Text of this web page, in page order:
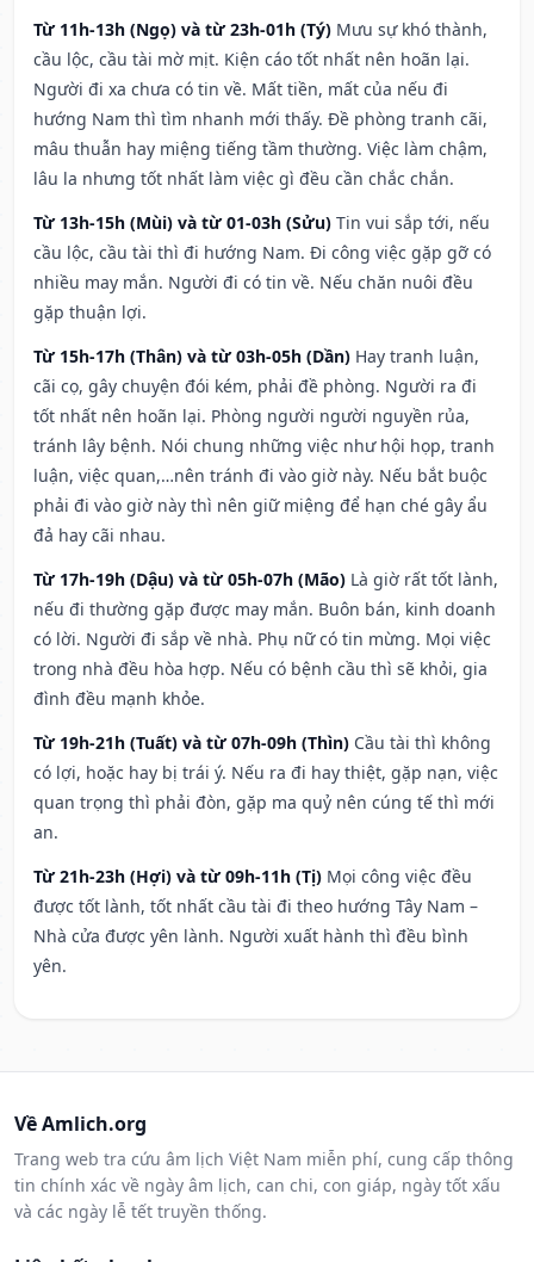
Từ 11h-13h (Ngọ) và từ 23h-01h (Tý) Mưu sự khó thành,
cầu lộc, cầu tài mờ mịt. Kiện cáo tốt nhất nên hoãn lại.
Người đi xa chưa có tin về. Mất tiền, mất của nếu đi
hướng Nam thì tìm nhanh mới thấy. Đề phòng tranh cãi,
mâu thuẫn hay miệng tiếng tầm thường. Việc làm chậm,
lâu la nhưng tốt nhất làm việc gì đều cần chắc chắn.
Từ 13h-15h (Mùi) và từ 01-03h (Sửu) Tin vui sắp tới, nếu
cầu lộc, cầu tài thì đi hướng Nam. Đi công việc gặp gỡ có
nhiều may mắn. Người đi có tin về. Nếu chăn nuôi đều
gặp thuận lợi.
Từ 15h-17h (Thân) và từ 03h-05h (Dần) Hay tranh luận,
cãi cọ, gây chuyện đói kém, phải đề phòng. Người ra đi
tốt nhất nên hoãn lại. Phòng người người nguyền rủa,
tránh lây bệnh. Nói chung những việc như hội họp, tranh
luận, việc quan,…nên tránh đi vào giờ này. Nếu bắt buộc
phải đi vào giờ này thì nên giữ miệng để hạn ché gây ẩu
đả hay cãi nhau.
Từ 17h-19h (Dậu) và từ 05h-07h (Mão) Là giờ rất tốt lành,
nếu đi thường gặp được may mắn. Buôn bán, kinh doanh
có lời. Người đi sắp về nhà. Phụ nữ có tin mừng. Mọi việc
trong nhà đều hòa hợp. Nếu có bệnh cầu thì sẽ khỏi, gia
đình đều mạnh khỏe.
Từ 19h-21h (Tuất) và từ 07h-09h (Thìn) Cầu tài thì không
có lợi, hoặc hay bị trái ý. Nếu ra đi hay thiệt, gặp nạn, việc
quan trọng thì phải đòn, gặp ma quỷ nên cúng tế thì mới
an.
Từ 21h-23h (Hợi) và từ 09h-11h (Tị) Mọi công việc đều
được tốt lành, tốt nhất cầu tài đi theo hướng Tây Nam –
Nhà cửa được yên lành. Người xuất hành thì đều bình
yên.
Về Amlich.org
Trang web tra cứu âm lịch Việt Nam miễn phí, cung cấp thông
tin chính xác về ngày âm lịch, can chi, con giáp, ngày tốt xấu
và các ngày lễ tết truyền thống.